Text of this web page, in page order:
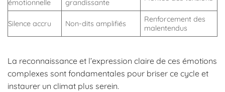
émotionnelle
grandissante
Silence accru Non-dits amplifiés
Renforcement des
malentendus
La reconnaissance et l’expression claire de ces émotions
complexes sont fondamentales pour briser ce cycle et
instaurer un climat plus serein.